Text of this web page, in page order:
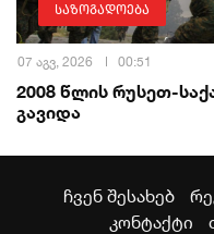
საზოგადოება
07 აგვ, 2026 00:51
2008 წლის რუსეთ-
გავიდა
ჩვენ შესახებ
კონტაქტი